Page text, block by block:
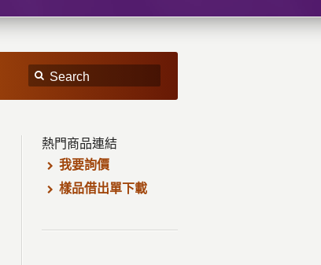
熱門商品連結
我要詢價
樣品借出單下載